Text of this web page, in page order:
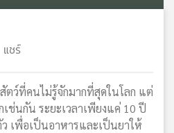
แชร์
ว์ที่คนไม่รู้จักมากที่สุดในโลก แต่
ช่นกัน ระยะเวลาเพียงแค่ 10 ปี
เพื่อเป็นอาหารและเป็นยาให้